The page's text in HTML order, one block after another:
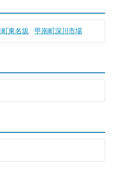
東名坂 甲南町深川市場